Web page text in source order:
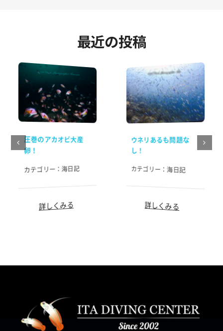
最近の投稿
圧巻のアカオビ大産
卵！
カテゴリー： 海日記
詳しくみる
ウネリあるも問題な
し！
カテゴリー：海日記
詳しくみる